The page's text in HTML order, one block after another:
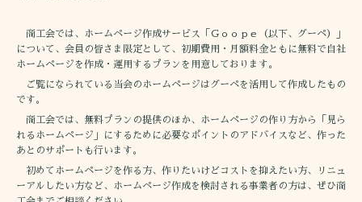
商工会では、ホームページ作成サービス「Ｇｏｏｐｅ（以下、グーペ）」
について、会員の皆さま限定として、初期費用・月額料金ともに無料で自社
ホームページを作成・運用するプランを用意しております。
ご覧になられている当会のホームページはグーペを活用して作成したもの
です。
商工会では、無料プランの提供のほか、ホームページの作り方から「見ら
れるホームページ」にするために必要なポイントのアドバイスなど、作った
あとのサポートも行います。
初めてホームページを作る方、作りたいけどコストを抑えたい方、リニュ
ーアルしたい方など、ホームページ作成を検討される事業者の方は、ぜひ商